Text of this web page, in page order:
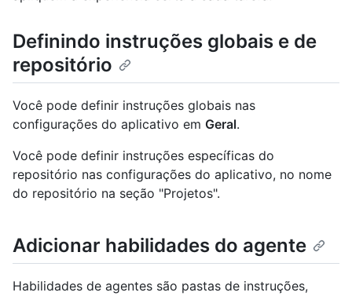
Definindo instruções globais e de
repositório
Você pode definir instruções globais nas
configurações do aplicativo em Geral.
Você pode definir instruções específicas do
repositório nas configurações do aplicativo, no nome
do repositório na seção "Projetos".
Adicionar habilidades do agente
Habilidades de agentes são pastas de instruções,